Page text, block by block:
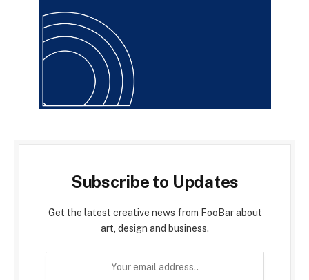
Subscribe to Updates
Get the latest creative news from FooBar about
art, design and business.